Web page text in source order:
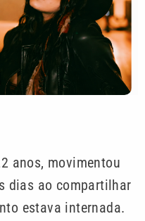
anos, movimentou
dias ao compartilhar
estava internada.